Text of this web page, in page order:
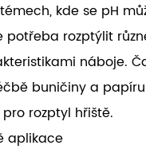
kde se pH
potřeba rozptýlit
náboje.
buničiny a
rozptyl hřiště.
aplikace